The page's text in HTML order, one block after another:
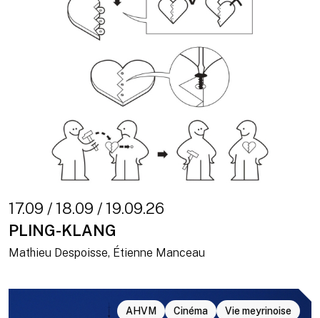
17.09 / 18.09 / 19.09.26
PLING-KLANG
Mathieu Despoisse, Étienne Manceau
AHVM Cinéma Vie meyrinoise